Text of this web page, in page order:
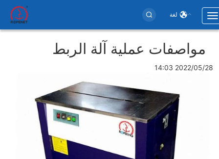
لغة
Toggle
navigation
مواصفات عملية آلة الربط
2022/05/28 14:03